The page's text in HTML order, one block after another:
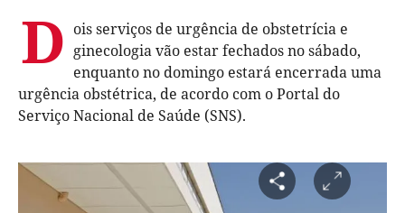
D ois serviços de urgência de obstetrícia e
ginecologia vão estar fechados no sábado,
enquanto no domingo estará encerrada uma
urgência obstétrica, de acordo com o Portal do
Serviço Nacional de Saúde (SNS).